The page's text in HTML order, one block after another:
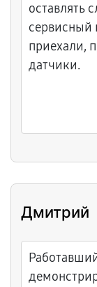
оставлять
сервисный
приехали,
датчики.
Дмитрий